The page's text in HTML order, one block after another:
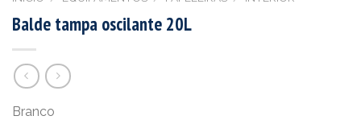
Balde tampa oscilante 20L
Branco